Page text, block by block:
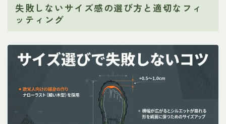
失敗しないサイズ感の選び方と適切なフィ
ッティング